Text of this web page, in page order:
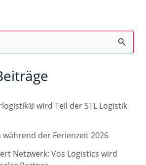
wird Teil der STL Logistik
der Ferienzeit 2026
Netzwerk: Vos Logistics wird